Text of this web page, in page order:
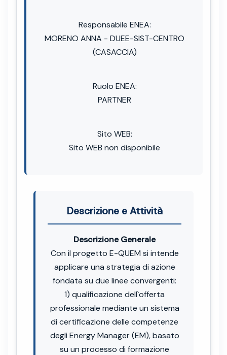
Responsabile ENEA:
MORENO ANNA - DUEE-SIST-CENTRO
(CASACCIA)
Ruolo ENEA:
PARTNER
Sito WEB:
Sito WEB non disponibile
Descrizione e Attività
Descrizione Generale
Con il progetto E-QUEM si intende
applicare una strategia di azione
fondata su due linee convergenti:
1) qualificazione dell`offerta
professionale mediante un sistema
di certificazione delle competenze
degli Energy Manager (EM), basato
su un processo di formazione